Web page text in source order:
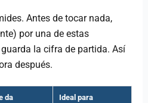
Antes de tocar nada,
por una de estas
la cifra de partida. Así
después.
da Ideal para